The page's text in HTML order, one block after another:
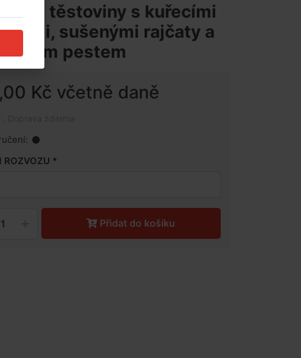
těstoviny s kuřecími
sušenými rajčaty a
pestem
Kč včetně daně
ROZVOZU
Přidat do košíku